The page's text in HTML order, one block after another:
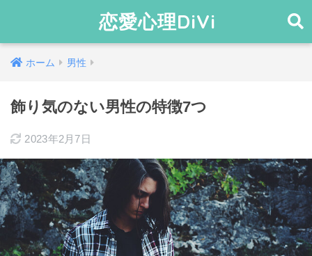
恋愛心理DiVi
ホーム 男性
飾り気のない男性の特徴7つ
2023年2月7日